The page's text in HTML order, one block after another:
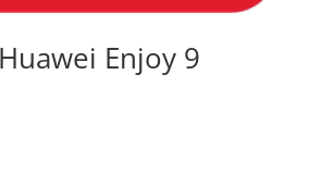
Enjoy 9